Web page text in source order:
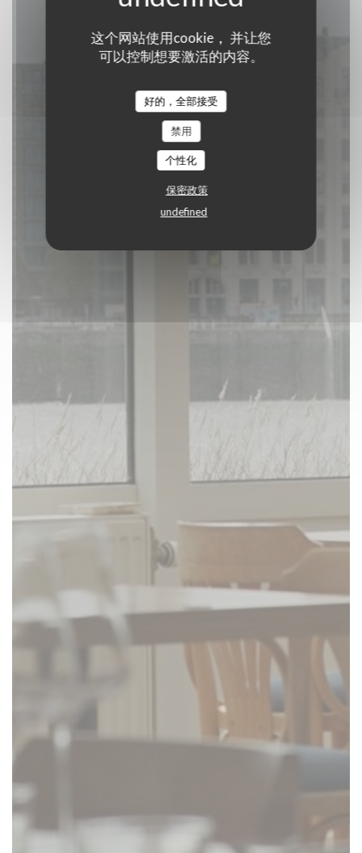
这个网站使用cookie， 并让您
可以控制想要激活的内容。
好的，全部接受
禁用
个性化
保密政策
undefined
Liberty
啤酒店|ANTWERPEN
预订餐位